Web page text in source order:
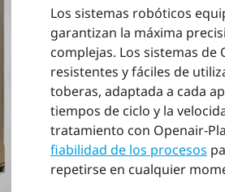
Los sistemas robóticos
garantizan la máxima
complejas. Los sistemas de
resistentes y fáciles de
toberas, adaptada a cada
tiempos de ciclo y la
tratamiento con Openair-
fiabilidad de los procesos
repetirse en cualquier